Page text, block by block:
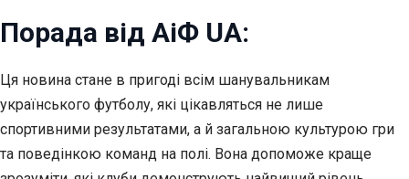
Порада від АіФ UA:
Ця новина стане в пригоді всім шанувальникам
українського футболу, які цікавляться не лише
спортивними результатами, а й загальною культурою гри
та поведінкою команд на полі. Вона допоможе краще